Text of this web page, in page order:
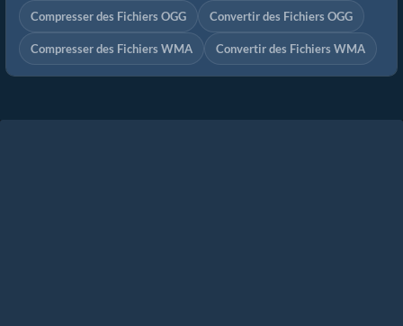
Compresser des Fichiers OGG Convertir des Fichiers OGG
Compresser des Fichiers WMA Convertir des Fichiers WMA